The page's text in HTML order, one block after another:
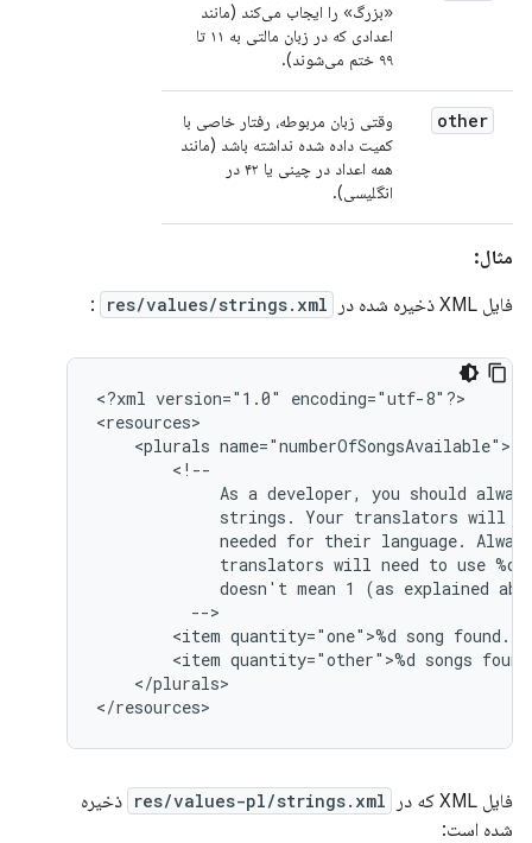
«بزرگ» را ایجاب می‌کند (مانند
اعدادی که در زبان مالتی به ۱۱ تا
۹۹ ختم می‌شوند).
other
وقتی زبان مربوطه، رفتار خاصی با
کمیت داده شده نداشته باشد (مانند
همه اعداد در چینی یا ۴۲ در
انگلیسی).
مثال:
فایل XML ذخیره شده در
res/values/strings.xml
:
<?xml version="1.0"
encoding="utf-8"?>
<plurals
As a developer, you should always
strings.
Your translators will
needed for their language. Always
translators will need to use %d
doesn't mean 1 (as explained
<item quantity="one">%d song
<item quantity="other">%d songs
</plurals>
</resources>
فایل XML که در res/values-pl/strings.xml ذخیره
شده است: